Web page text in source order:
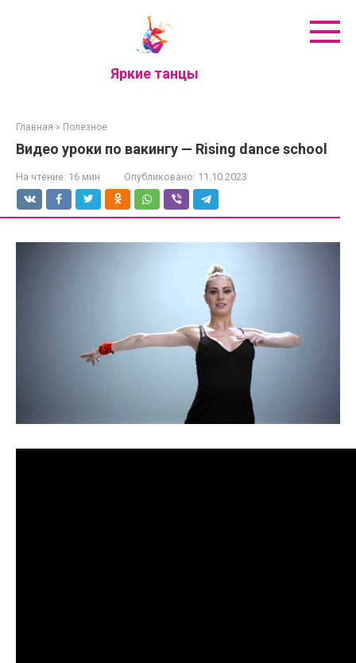
Яркие танцы
Главная » Полезное
Видео уроки по вакингу — Rising dance school
На чтение: 16 мин Опубликовано: 11.10.2023